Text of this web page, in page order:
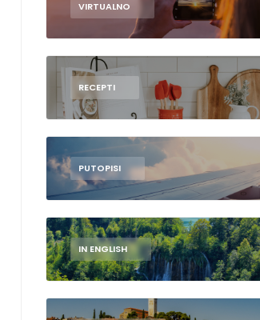
VIRTUALNO
RECEPTI
PUTOPISI
IN ENGLISH